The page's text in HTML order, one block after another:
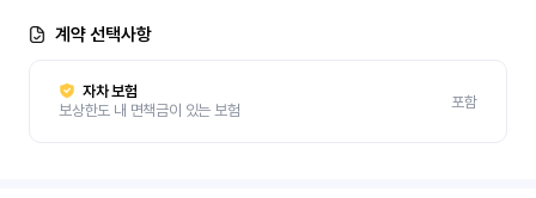
계약 선택사항
자차 보험
보상한도 내 면책금이 있는 보험
포함